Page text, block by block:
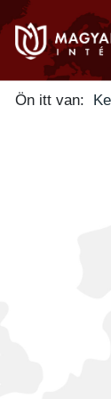
Ön itt van: